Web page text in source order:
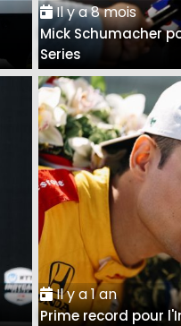
Il y a 8 mois
Mick Schumacher
Series
Il y a 1 an
Prime record pour